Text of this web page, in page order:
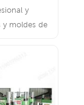
y
y moldes de